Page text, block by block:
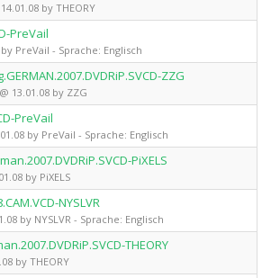
by THEORY
PreVail
PreVail - Sprache: Englisch
ZZG
13.01.08 by ZZG
PreVail
by PreVail - Sprache: Englisch
PiXELS
by PiXELS
NYSLVR
by NYSLVR - Sprache: Englisch
THEORY
by THEORY